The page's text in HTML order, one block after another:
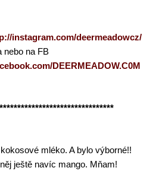
instagram.com/deermeadowcz/
nebo na FB
DEERMEADOW.C0M
mléko. A bylo výborné!!
ještě navíc mango. Mňam!